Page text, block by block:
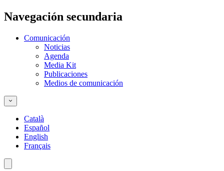
Navegación secundaria
Comunicación
Noticias
Agenda
Media Kit
Publicaciones
Medios de comunicación
Català
Español
English
Français